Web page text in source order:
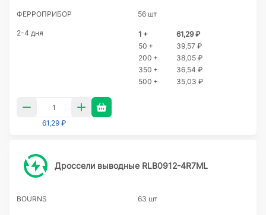
ФЕРРОПРИБОР 56 шт
2-4 дня 1 +
61,29 ₽
50 +
39,57 ₽
200 +
38,05 ₽
350 +
36,54 ₽
500 +
35,03 ₽
61,29 ₽
Дроссели выводные RLB0912-4R7ML
BOURNS 63 шт